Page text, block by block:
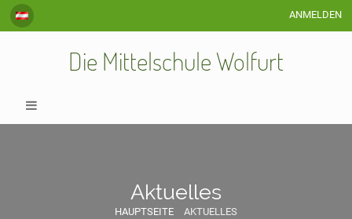
ANMELDEN
Die Mittelschule Wolfurt
Aktuelles
HAUPTSEITE AKTUELLES